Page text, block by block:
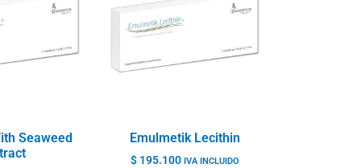
Seaweed
Emulmetik Lecithin
$ 195.100 IVA INCLUIDO